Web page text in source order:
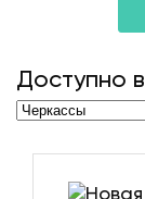
Доступно в